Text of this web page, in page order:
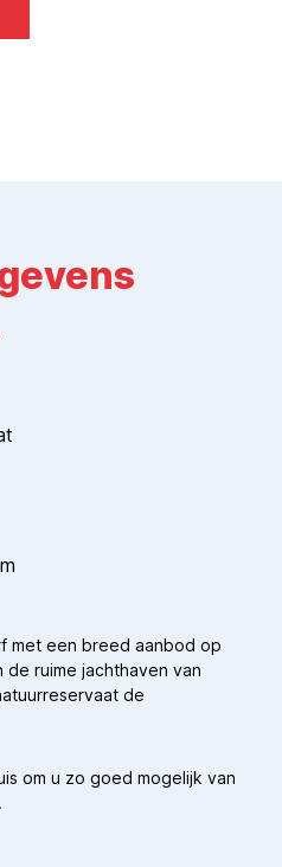
met een breed aanbod op
ruime jachthaven van
de
om u zo goed mogelijk van